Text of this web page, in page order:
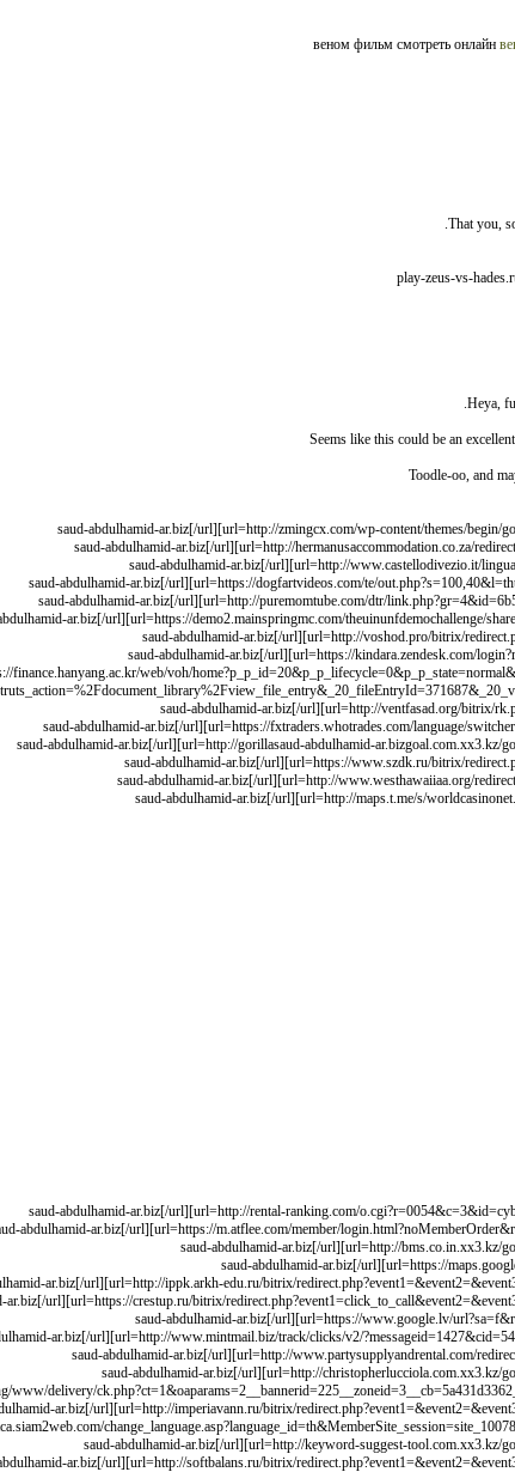
веном фильм смотреть онлайн
Heya,
Seems like this could be an
Toodle-oo, and
finance.hanyang.ac.kr/web/voh/